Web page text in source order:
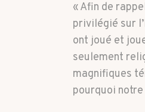
« Afin de
privilégié sur
ont joué et
seulement
magnifiques
pourquoi